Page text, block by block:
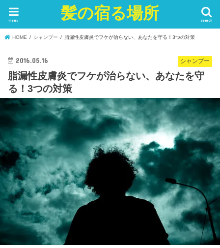
髪の宿る場所 search
menu
HOME シャンプー 脂漏性皮膚炎でフケが治らない、あなたを守る！3つの対策
シャンプー
2016.05.16
脂漏性皮膚炎でフケが治らない、あなたを守
る！3つの対策